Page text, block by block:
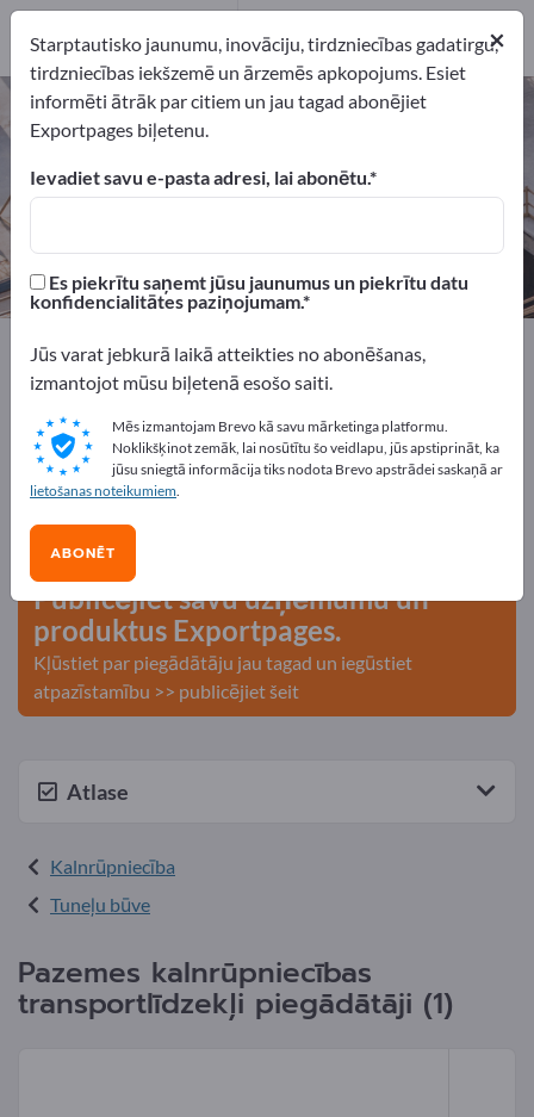
Pazemes kalnrūpniecības
transportlīdzekļi – atrodiet
ražotājus un piegādātājus
Exportpages Izejvielas
Kalnrūpniecība
Pazemes kalnrūpniecības transportlīdzekļi
Reklāmējieties bez maksas
Exportpages!
kontakti >> sāciet šeit
Publicējiet savu uzņēmumu un
produktus Exportpages.
Kļūstiet par piegādātāju jau tagad un iegūstiet
atpazīstamību >> publicējiet šeit
Atlase
Kalnrūpniecība
Tuneļu būve
Pazemes kalnrūpniecības
transportlīdzekļi piegādātāji (1)
×
Starptautisko jaunumu, inovāciju, tirdzniecības gadatirgu,
tirdzniecības iekšzemē un ārzemēs apkopojums. Esiet
informēti ātrāk par citiem un jau tagad abonējiet
Exportpages biļetenu.
Ievadiet savu e-pasta adresi, lai abonētu.
Es piekrītu saņemt jūsu jaunumus un piekrītu datu
konfidencialitātes paziņojumam.
Jūs varat jebkurā laikā atteikties no abonēšanas,
izmantojot mūsu biļetenā esošo saiti.
Mēs izmantojam Brevo kā savu mārketinga platformu.
Noklikšķinot zemāk, lai nosūtītu šo veidlapu, jūs apstiprināt, ka
jūsu sniegtā informācija tiks nodota Brevo apstrādei saskaņā ar
lietošanas noteikumiem.
ABONĒT